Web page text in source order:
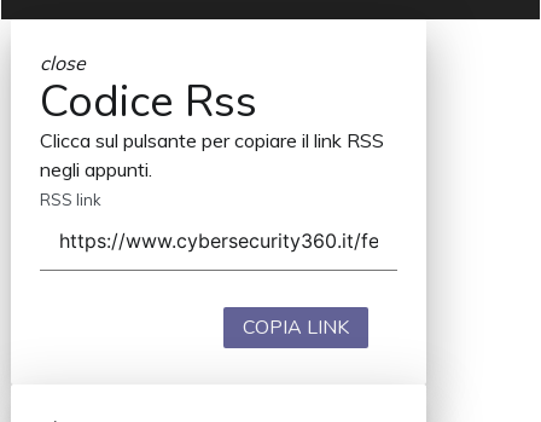
close
Codice Rss
Clicca sul pulsante per copiare il link RSS
negli appunti.
RSS link
COPIA LINK